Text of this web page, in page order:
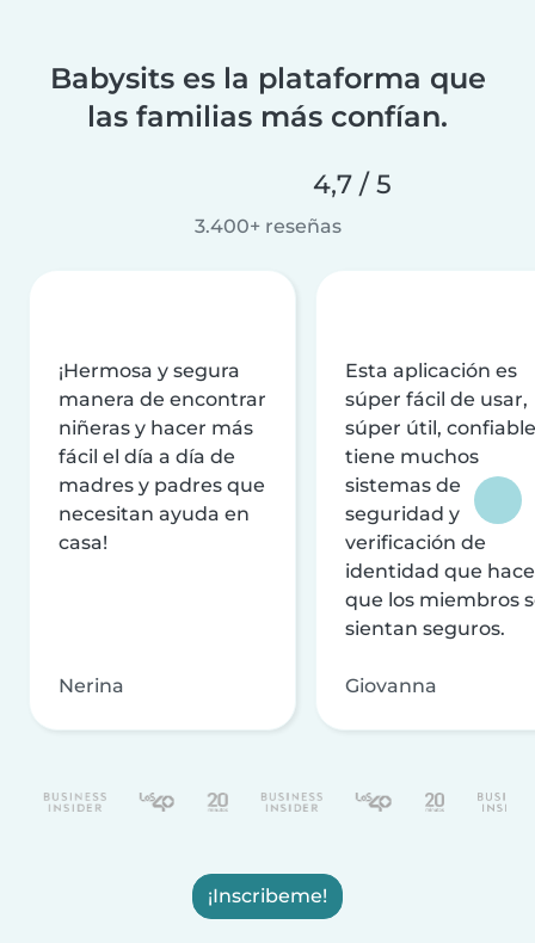
Babysits es la plataforma que
las familias más confían.
4,7 / 5
3.400+ reseñas
¡Hermosa y segura
manera de encontrar
niñeras y hacer más
fácil el día a día de
madres y padres que
necesitan ayuda en
casa!
Nerina
Esta aplicación es
súper fácil de usar,
súper útil,
tiene muchos
sistemas de
seguridad y
verificación de
identidad que
que los miembros
sientan seguros.
Giovanna
¡Inscribeme!